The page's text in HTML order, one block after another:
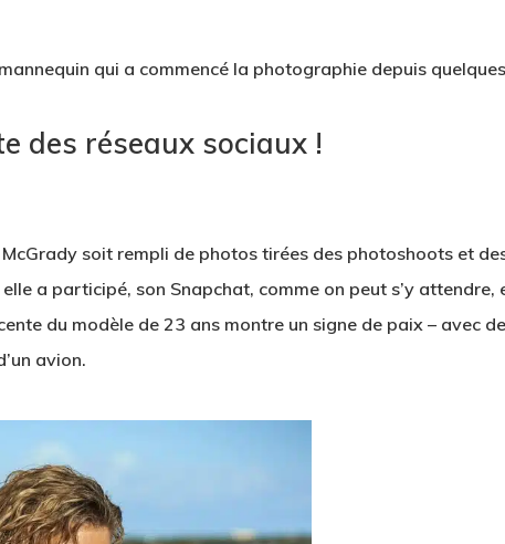
qui a commencé la photographie depuis
des réseaux sociaux !
McGrady soit rempli de photos tirées des photoshoots et
a participé, son Snapchat, comme on peut s’y attendre,
du modèle de 23 ans montre un signe de paix – avec
avion.